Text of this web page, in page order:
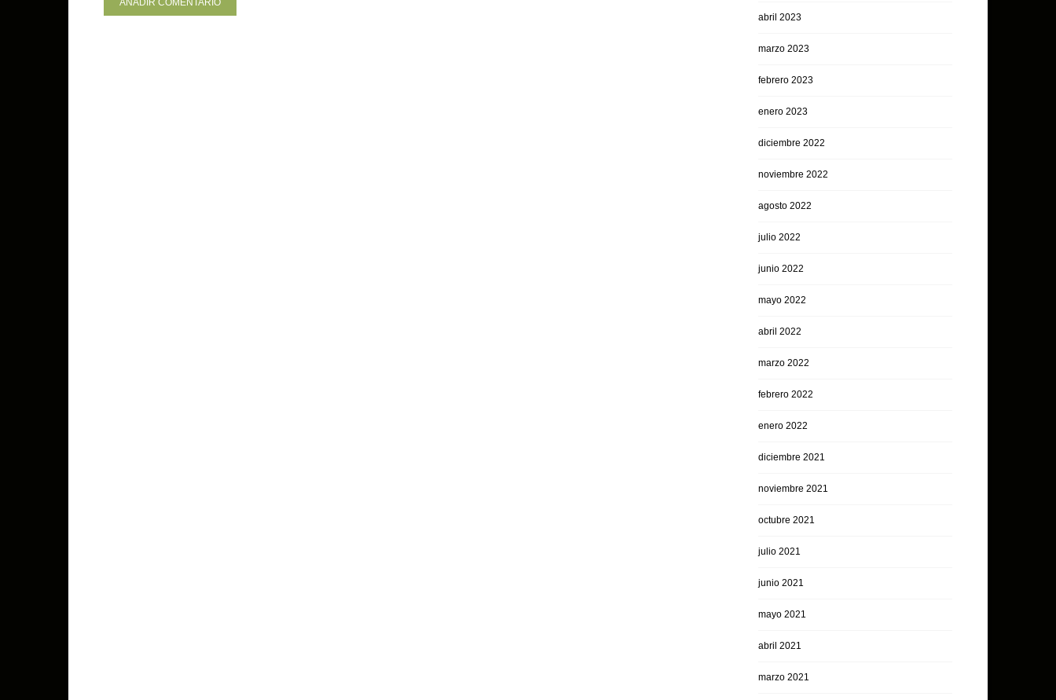
abril 2023
marzo 2023
febrero 2023
enero 2023
diciembre 2022
noviembre 2022
agosto 2022
julio 2022
junio 2022
mayo 2022
abril 2022
marzo 2022
febrero 2022
enero 2022
diciembre 2021
noviembre 2021
octubre 2021
julio 2021
junio 2021
mayo 2021
abril 2021
marzo 2021